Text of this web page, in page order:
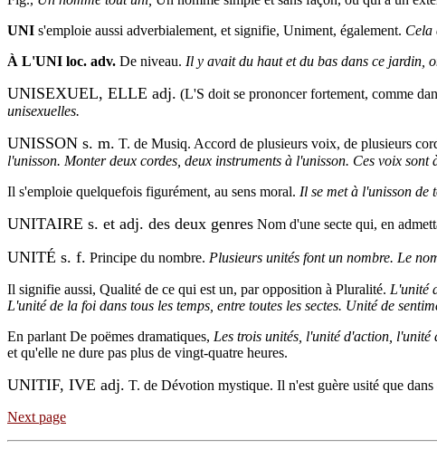
UNI s'emploie aussi adverbialement, et signifie, Uniment, également. Cela
À L'UNI loc. adv. De niveau. Il y avait du haut et du bas dans ce jardin,
UNISEXUEL, ELLE adj. (L'S doit se prononcer fortement, comme
unisexuelles.
UNISSON s. m. T. de Musiq. Accord de plusieurs voix, de plusieurs
l'unisson. Monter deux cordes, deux instruments à l'unisson. Ces voix sont
Il s'emploie quelquefois figurément, au sens moral. Il se met à l'unisson de
UNITAIRE s. et adj. des deux genres Nom d'une secte qui, en
UNITÉ s. f. Principe du nombre. Plusieurs unités font un nombre. Le
Il signifie aussi, Qualité de ce qui est un, par opposition à Pluralité. L'unité
L'unité de la foi dans tous les temps, entre toutes les sectes. Unité de
En parlant De poëmes dramatiques, Les trois unités, l'unité d'action, l'unité
et qu'elle ne dure pas plus de vingt-quatre heures.
UNITIF, IVE adj. T. de Dévotion mystique. Il n'est guère usité que dans
Next page